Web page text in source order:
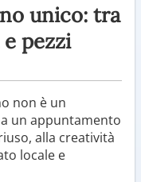
unico: tra
pezzi
non è un
un appuntamento
alla creatività
locale e